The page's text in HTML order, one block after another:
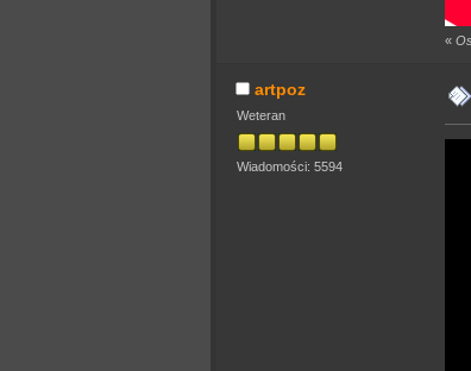
«
artpoz
Weteran
Wiadomości: 5594